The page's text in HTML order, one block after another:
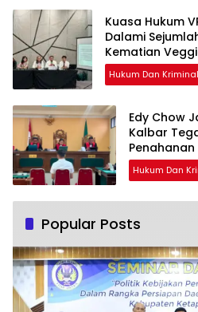
Kuasa Hukum
Dalami
Kematian
Hukum Dan Kriminal
Edy Chow
Kalbar
Hukum Dan
Popular Posts